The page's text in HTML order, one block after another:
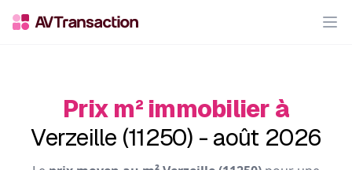
Prix m² immobilier à
Verzeille (11250) - août 2026